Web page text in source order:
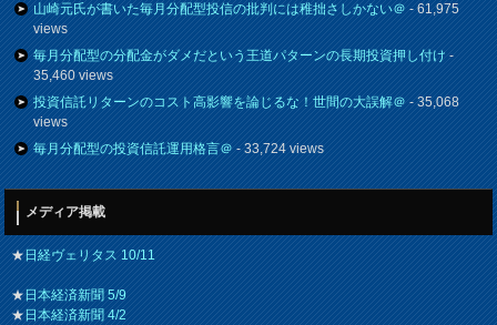
山崎元氏が書いた毎月分配型投信の批判には稚拙さしかない＠- 61,975
views
毎月分配型の分配金がダメだという王道パターンの長期投資押し付け-
35,460 views
投資信託リターンのコスト高影響を論じるな！世間の大誤解＠- 35,068
views
毎月分配型の投資信託運用格言＠- 33,724 views
メディア掲載
★日経ヴェリタス 10/11
★日本経済新聞 5/9
★日本経済新聞 4/2